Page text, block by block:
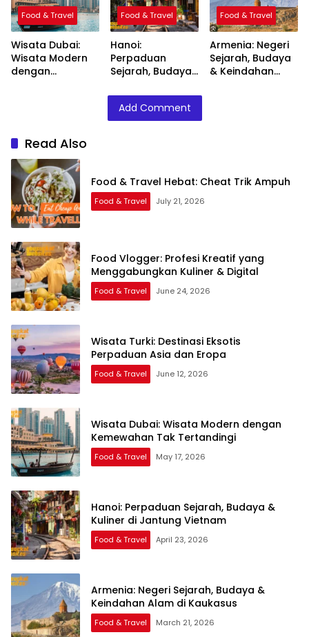
Food & Travel
Wisata Dubai:
Wisata Modern
dengan
Food & Travel
Hanoi:
Perpaduan
Sejarah, Budaya
Jantung Vietnam
Food & Travel
Armenia: Negeri
Sejarah, Budaya
& Keindahan
Add Comment
Read Also
Food & Travel Hebat: Cheat Trik Ampuh
Food & Travel July 21, 2026
Food Vlogger: Profesi Kreatif yang
Menggabungkan Kuliner & Digital
Food & Travel June 24, 2026
Wisata Turki: Destinasi Eksotis
Perpaduan Asia dan Eropa
Food & Travel June 12, 2026
Wisata Dubai: Wisata Modern dengan
Kemewahan Tak Tertandingi
Food & Travel May 17, 2026
Hanoi: Perpaduan Sejarah, Budaya &
Kuliner di Jantung Vietnam
Food & Travel April 23, 2026
Armenia: Negeri Sejarah, Budaya &
Keindahan Alam di Kaukasus
Food & Travel March 21, 2026